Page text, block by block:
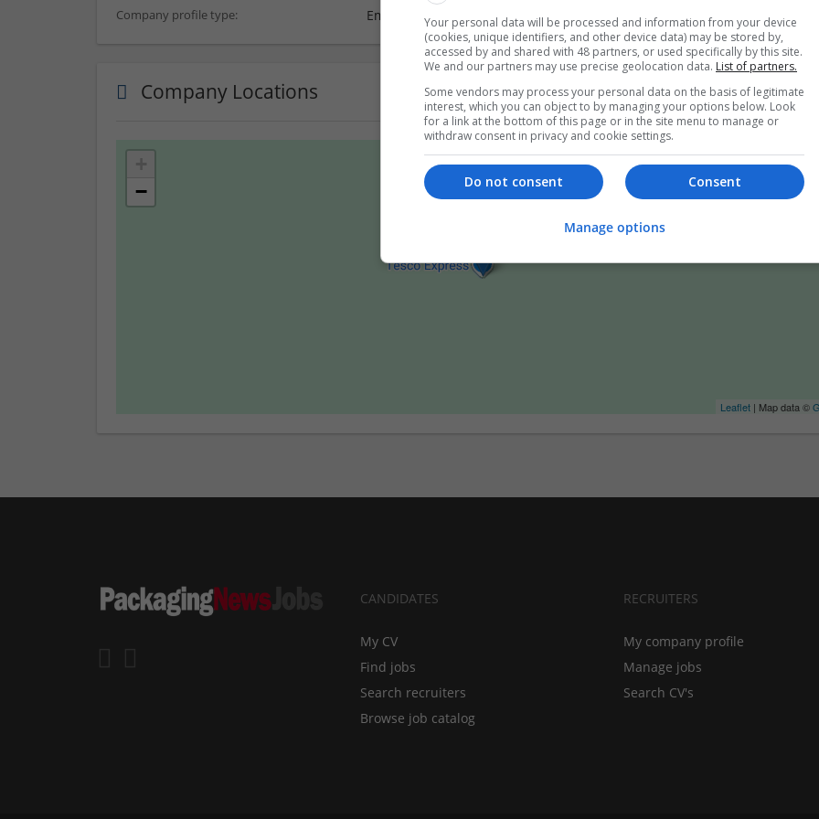
Company profile type: Employer
Company Locations
−
Leaflet | Map data ©
CANDIDATES
My CV
Find jobs
Search recruiters
Browse job catalog
RECRUITERS
My company profile
Manage jobs
Search CV's
Your personal data will be processed and information from your device
(cookies, unique identifiers, and other device data) may be stored by,
accessed by and shared with 48 partners, or used specifically by this site.
We and our partners may use precise geolocation data. List of partners.
Some vendors may process your personal data on the basis of legitimate
interest, which you can object to by managing your options below. Look
for a link at the bottom of this page or in the site menu to manage or
withdraw consent in privacy and cookie settings.
Consent
Do not consent
Manage options